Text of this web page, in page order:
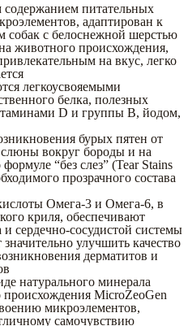
питательных
адаптирован к
собак с белоснежной шерстью
животного происхождения,
на вкус, легко
легкоусвояемыми
белка, полезных
D и группы В, йодом,
бурых пятен от
слюны вокруг бороды и на
“без слез” (Tear Stains
прозрачного состава
Омега-3 и Омега-6, в
криля, обеспечивают
сердечно-сосудистой системы
улучшить качество
дерматитов и
натурального минерала
происхождения MicroZeoGen
микроэлементов,
самочувствию